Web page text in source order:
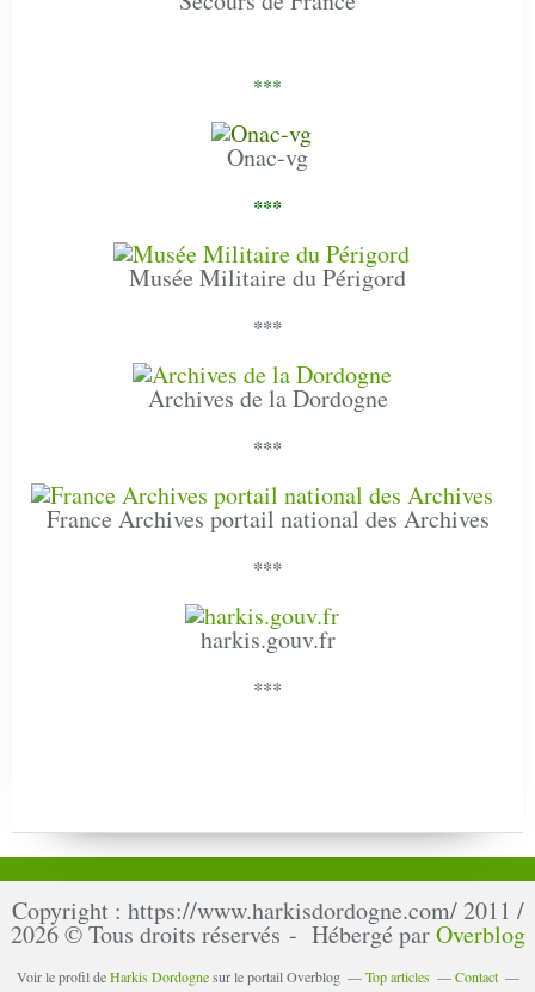
***
Onac-vg
***
Musée Militaire du Périgord
***
Archives de la Dordogne
***
France Archives portail national des Archives
***
harkis.gouv.fr
***
Copyright : https://www.harkisdordogne.com/ 2011 /
2026 © Tous droits réservés - Hébergé parOverblog
Voir le profil deHarkis Dordognesur le portail Overblog Top articles
Contact